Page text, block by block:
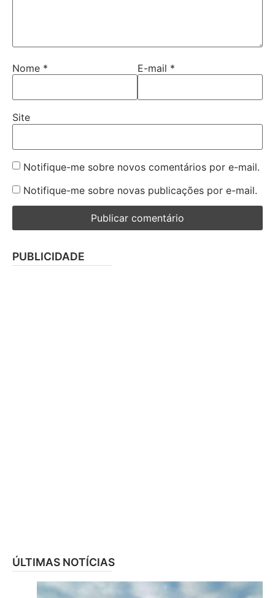
Nome * E-mail *
Site
Notifique-me sobre novos comentários por e-mail.
Notifique-me sobre novas publicações por e-mail.
PUBLICIDADE
ÚLTIMAS NOTÍCIAS